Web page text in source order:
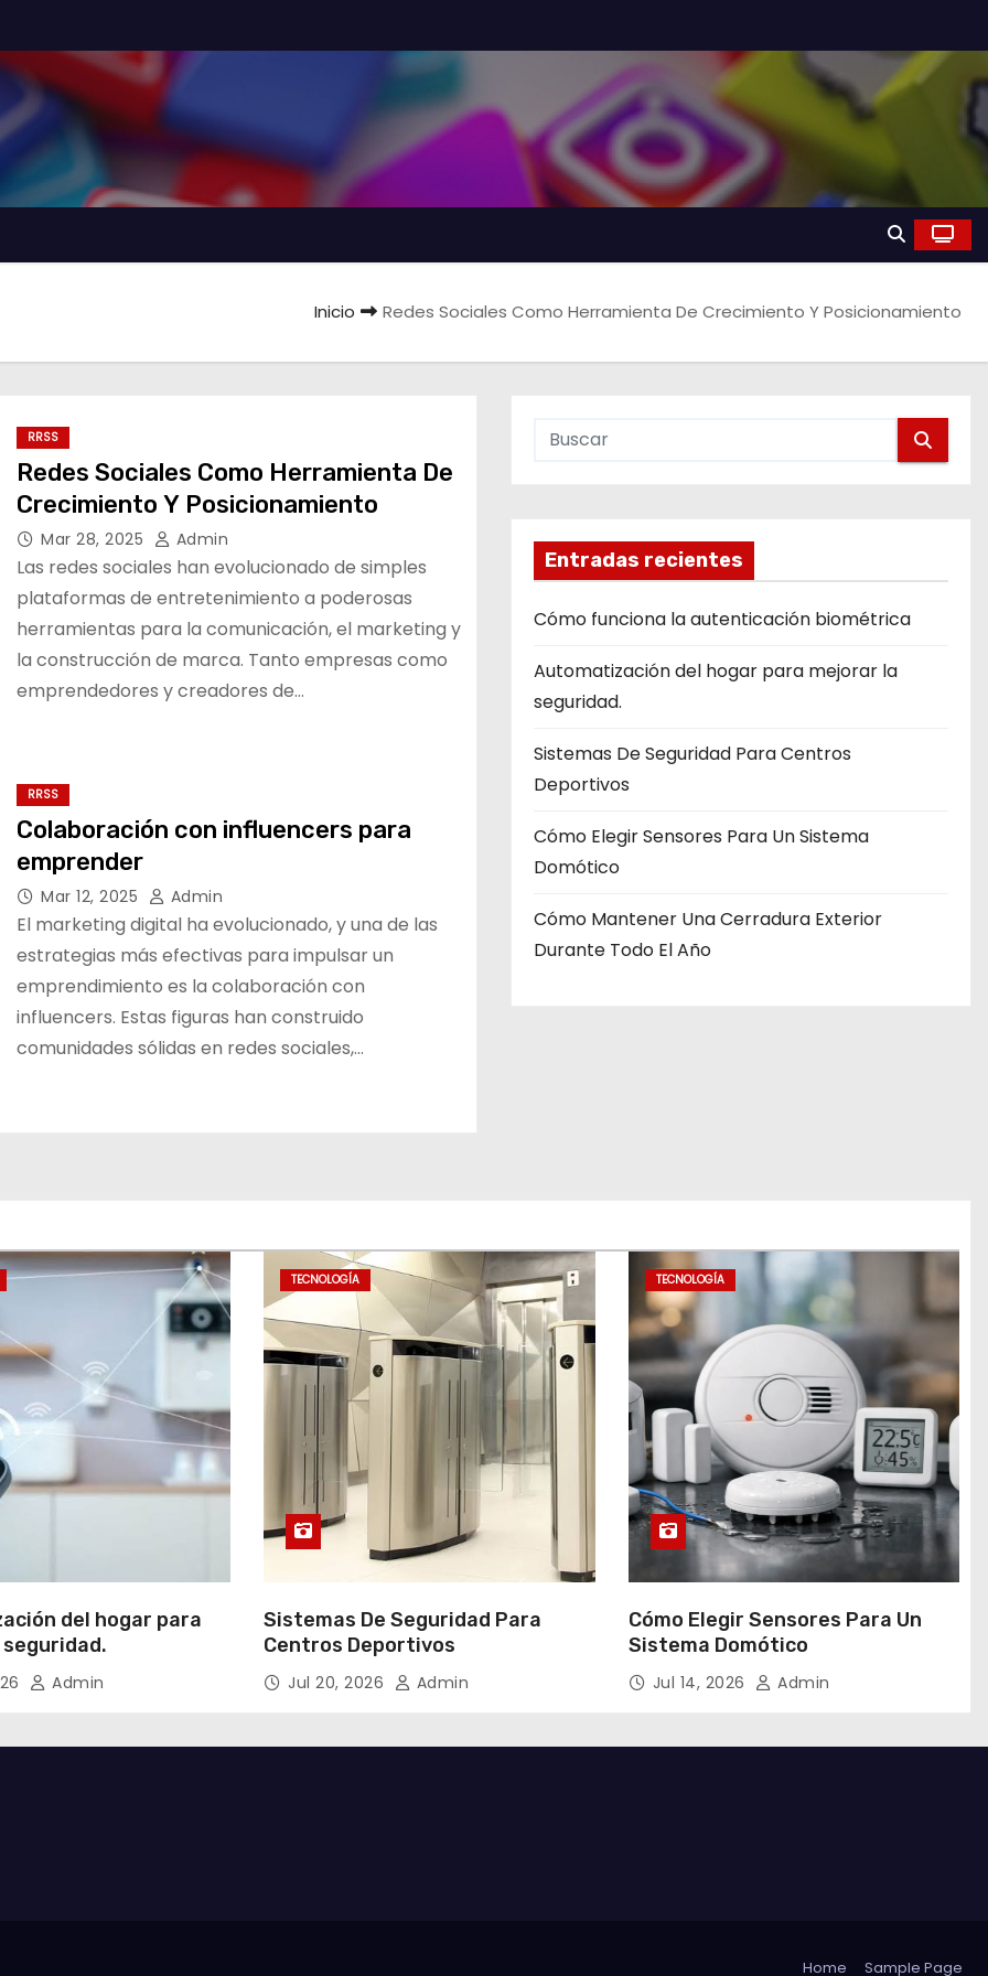
Inicio Redes Sociales Como Herramienta De Crecimiento Y Posicionamiento
RRSS
Redes Sociales Como Herramienta De
Crecimiento Y Posicionamiento
Mar 28, 2025 Admin
Las redes sociales han evolucionado de simples
plataformas de entretenimiento a poderosas
herramientas para la comunicación, el marketing y
la construcción de marca. Tanto empresas como
emprendedores y creadores de…
RRSS
Colaboración con influencers para
emprender
Mar 12, 2025 Admin
El marketing digital ha evolucionado, y una de las
estrategias más efectivas para impulsar un
emprendimiento es la colaboración con
influencers. Estas figuras han construido
comunidades sólidas en redes sociales,…
Entradas recientes
Cómo funciona la autenticación biométrica
Automatización del hogar para mejorar la
seguridad.
Sistemas De Seguridad Para Centros
Deportivos
Cómo Elegir Sensores Para Un Sistema
Domótico
Cómo Mantener Una Cerradura Exterior
Durante Todo El Año
del hogar para
Admin
TECNOLOGÍA
Sistemas De Seguridad Para
Centros Deportivos
Jul 20, 2026 Admin
TECNOLOGÍA
Cómo Elegir Sensores Para Un
Sistema Domótico
Jul 14, 2026 Admin
Home Sample Page